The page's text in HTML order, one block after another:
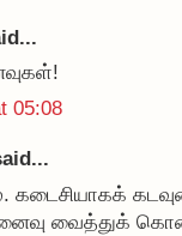
05:08
கடைசியாகக்
வைத்துக்